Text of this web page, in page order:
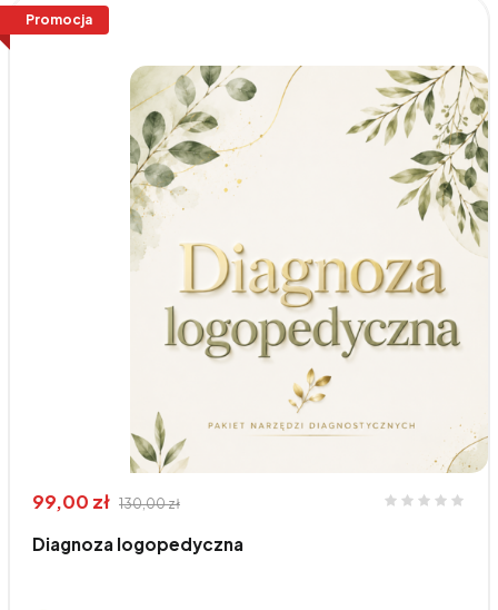
Promocja
99,00 zł 130,00 zł
Diagnoza logopedyczna